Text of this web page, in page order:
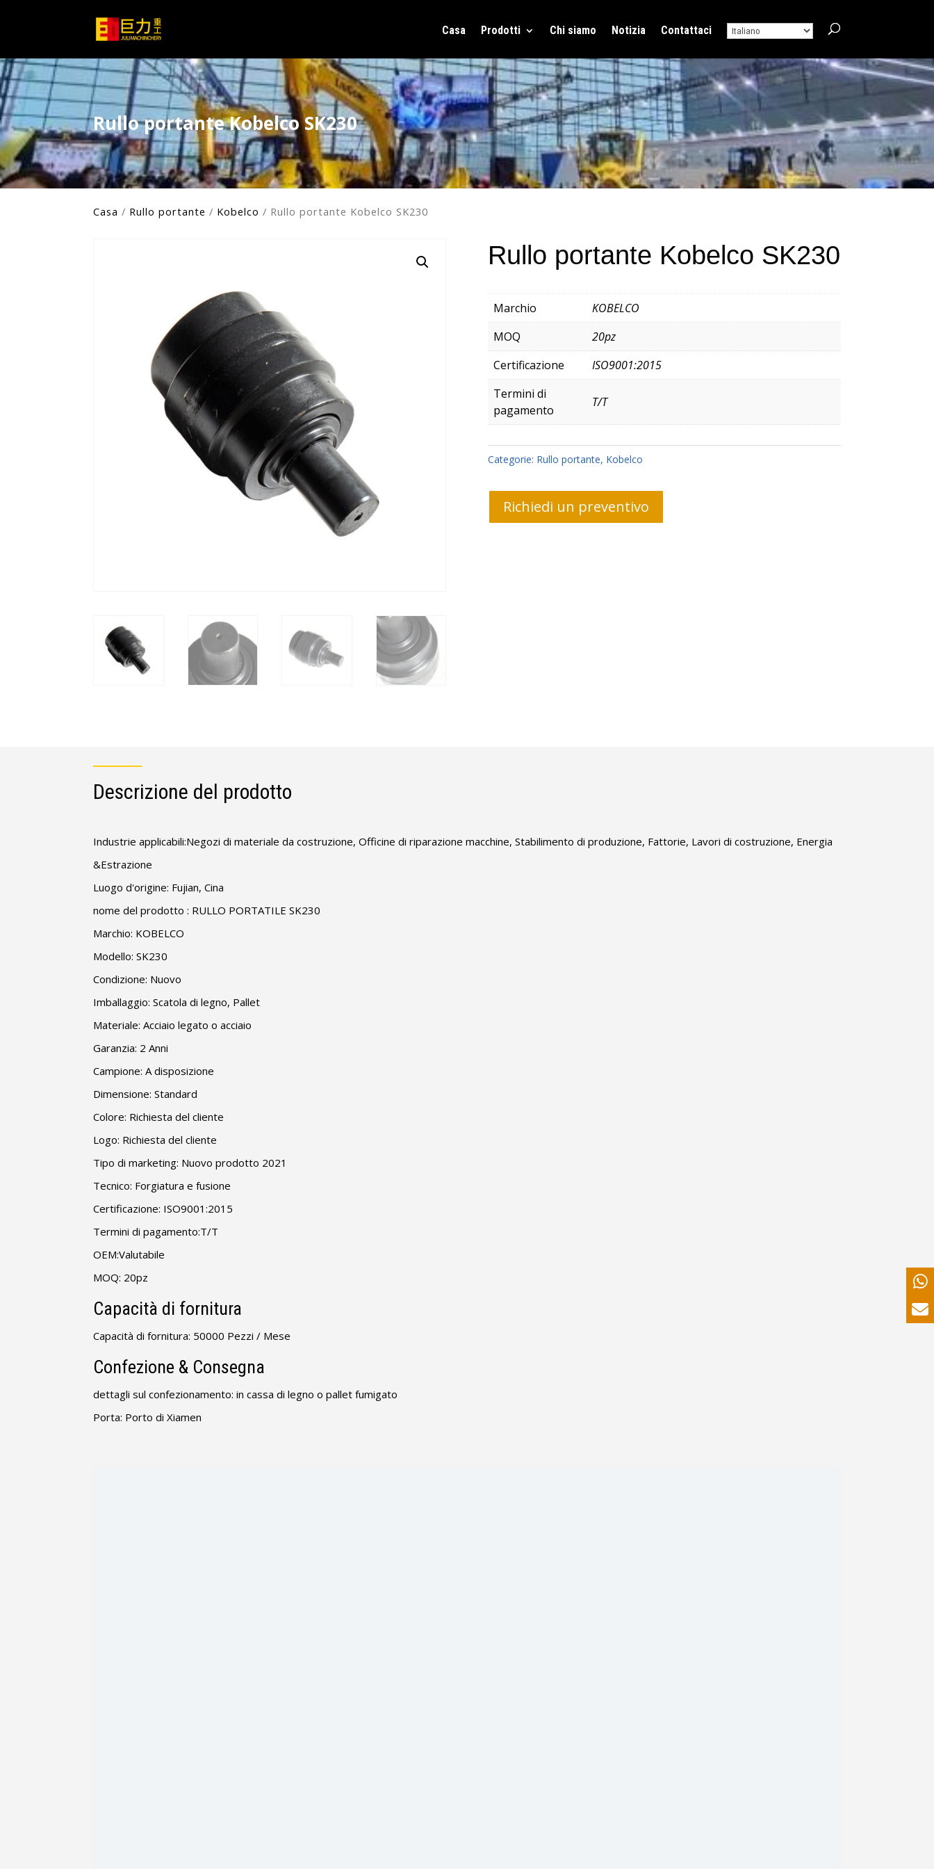
Casa Prodotti Chi siamo Notizia Contattaci
Rullo portante Kobelco SK230
Casa / Rullo portante / Kobelco / Rullo portante Kobelco SK230
Rullo portante Kobelco SK230
Marchio
KOBELCO
MOQ
20pz
Certificazione
ISO9001:2015
Termini di
pagamento
T/T
Categorie: Rullo portante, Kobelco
Richiedi un preventivo
Descrizione del prodotto
Industrie applicabili:Negozi di materiale da costruzione, Officine di riparazione macchine, Stabilimento di produzione, Fattorie, Lavori di costruzione, Energia
&Estrazione
Luogo d'origine: Fujian, Cina
nome del prodotto : RULLO PORTATILE SK230
Marchio: KOBELCO
Modello: SK230
Condizione: Nuovo
Imballaggio: Scatola di legno, Pallet
Materiale: Acciaio legato o acciaio
Garanzia: 2 Anni
Campione: A disposizione
Dimensione: Standard
Colore: Richiesta del cliente
Logo: Richiesta del cliente
Tipo di marketing: Nuovo prodotto 2021
Tecnico: Forgiatura e fusione
Certificazione: ISO9001:2015
Termini di pagamento:T/T
OEM:Valutabile
MOQ: 20pz
Capacità di fornitura
Capacità di fornitura: 50000 Pezzi / Mese
Confezione & Consegna
dettagli sul confezionamento: in cassa di legno o pallet fumigato
Porta: Porto di Xiamen